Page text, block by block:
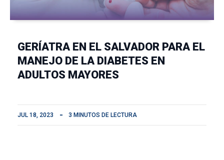
GERÍATRA EN EL SALVADOR PARA EL
MANEJO DE LA DIABETES EN
ADULTOS MAYORES
JUL 18, 2023 3 MINUTOS DE LECTURA